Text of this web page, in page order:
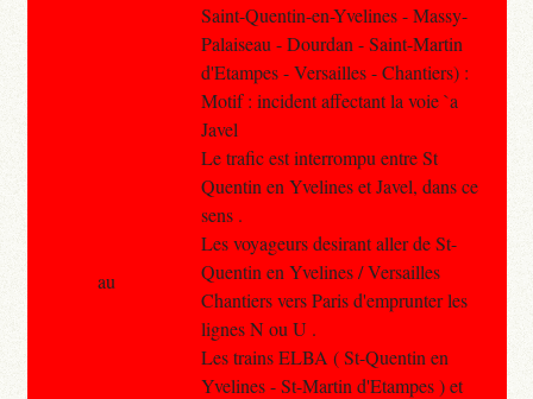
Saint-Quentin-en-Yvelines - Massy-
Palaiseau - Dourdan - Saint-Martin
d'Etampes - Versailles - Chantiers) :
Motif : incident affectant la voie `a
Javel
Le trafic est interrompu entre St
Quentin en Yvelines et Javel, dans ce
sens .
Les voyageurs desirant aller de St-
Quentin en Yvelines / Versailles
Chantiers vers Paris d'emprunter les
lignes N ou U .
Les trains ELBA ( St-Quentin en
Yvelines - St-Martin d'Etampes ) et
au